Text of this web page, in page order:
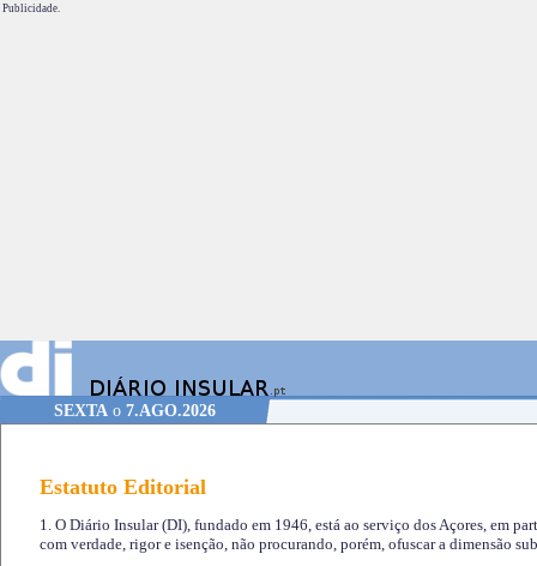
Publicidade.
SEXTA o 7.AGO.2026
Estatuto Editorial
1. O Diário Insular (DI), fundado em 1946, está ao serviço dos Açores, em
com verdade, rigor e isenção, não procurando, porém, ofuscar a dimensão